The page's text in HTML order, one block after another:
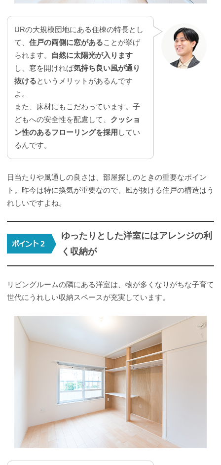
URの大規模団地にある住棟の特長とし
て、 住戸の両側に窓があることが挙げ
られます。
自然に太陽光が入ります
し、窓を開ければ気持ち良い風が通り
抜けるというメリットがあるんです
よ。
また、床材にもこだわっています。子
どもへの安全性を配慮して、 クッショ
ン性のあるフローリングを採用 してい
るんです。
日当たりや風通しの良さは、部屋探しのときの重要なポイン
ト。昨今は特に換気が重要なので、風が抜ける住戸の構造はう
れしいですよね。
ゆったりとした洋室にはアレンジの利
く収納が
リビングルームの隣にある洋室は、物が多くなりがちな子育て
世代にうれしい収納スペースが充実しています。